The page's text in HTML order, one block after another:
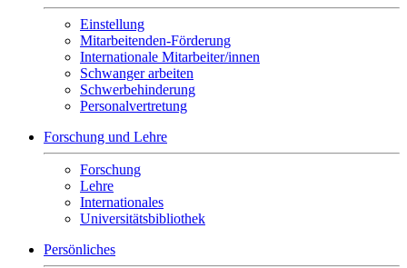
Einstellung
Mitarbeitenden-Förderung
Internationale Mitarbeiter/innen
Schwanger arbeiten
Schwerbehinderung
Personalvertretung
Forschung und Lehre
Forschung
Lehre
Internationales
Universitätsbibliothek
Persönliches